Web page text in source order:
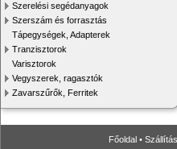
Szerelési segédanyagok
Szerszám és forrasztás
Tápegységek, Adapterek
Tranzisztorok
Varisztorok
Vegyszerek, ragasztók
Zavarszűrők, Ferritek
Főoldal • Szállítás